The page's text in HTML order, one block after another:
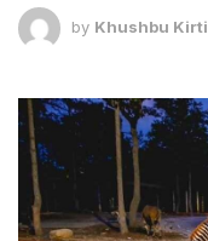
by Khushbu Kirti